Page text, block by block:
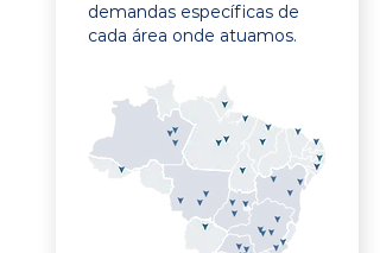
demandas específicas de
cada área onde atuamos.